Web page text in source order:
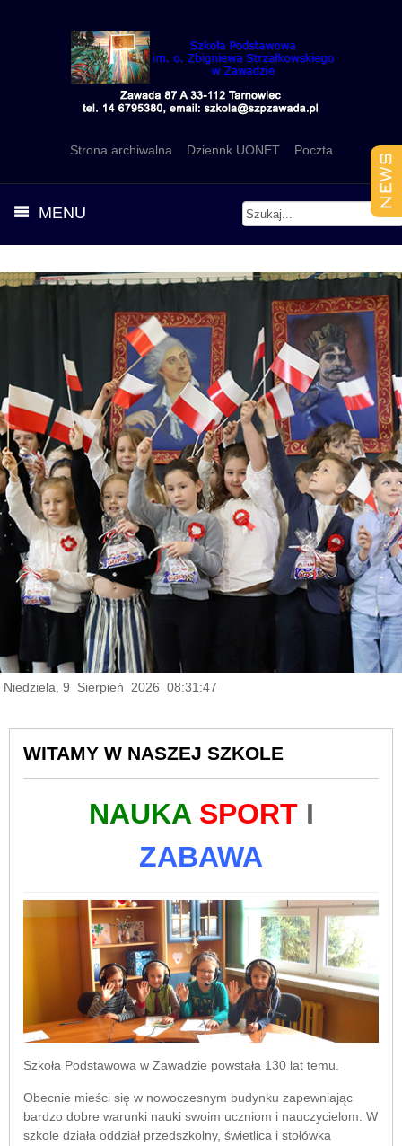
Strona archiwalna Dziennk UONET Poczta
MENU
Niedziela, 9 Sierpień 2026 08:31:48
WITAMY W NASZEJ SZKOLE
NAUKA SPORTI
ZABAWA
Szkoła Podstawowa w Zawadzie powstała 130 lat temu.
Obecnie mieści się w nowoczesnym budynku zapewniając
bardzo dobre warunki nauki swoim uczniom i nauczycielom. W
szkole działa oddział przedszkolny, świetlica i stołówka